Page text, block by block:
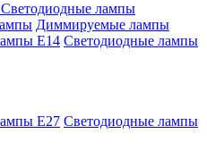
Светодиодные лампы
Диммируемые лампы
Светодиодные лампы
Светодиодные лампы